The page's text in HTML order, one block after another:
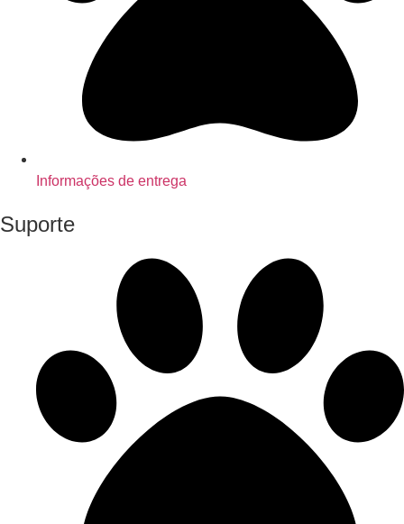
Informações de entrega
Suporte